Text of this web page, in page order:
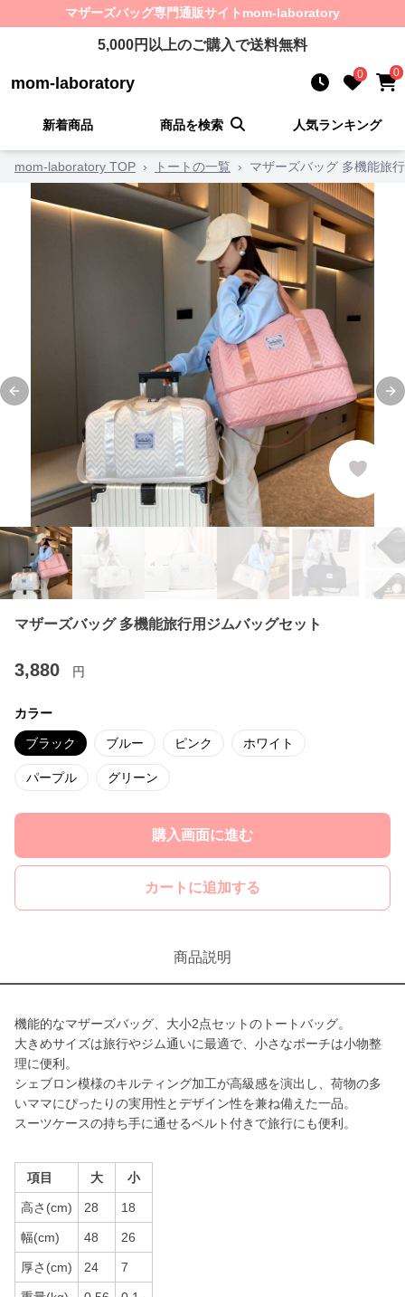
マザーズバッグ専門通販サイト mom-laboratory
5,000円以上のご購入で送料無料
mom-laboratory 0 0
新着商品 商品を検索 人気ランキング
mom-laboratory TOP › トートの一覧 › マザーズバッグ 多機能旅
Previous slide
マザーズバッグ 多機能旅行用ジムバッグセット
3,880 円
カラー
ブラック ブルー ピンク ホワイト
パープル グリーン
購入画面に進む
カートに追加する
商品説明
機能的なマザーズバッグ、大小2点セットのトートバッグ。
大きめサイズは旅行やジム通いに最適で、小さなポーチは小物整
理に便利。
シェブロン模様のキルティング加工が高級感を演出し、荷物の多
いママにぴったりの実用性とデザイン性を兼ね備えた一品。
スーツケースの持ち手に通せるベルト付きで旅行にも便利。
項目 大 小
高さ(cm) 28 18
幅(cm) 48 26
厚さ(cm) 24 7